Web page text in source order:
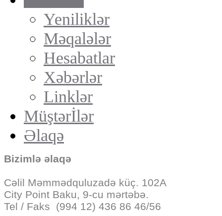
Yeniliklər
Məqalələr
Hesabatlar
Xəbərlər
Linklər
Müştərİlər
Əlaqə
Bizimlə əlaqə
Cəlil Məmmədquluzadə küç. 102A
City Point Baku, 9-cu mərtəbə.
Tel / Faks (994 12) 436 86 46/56